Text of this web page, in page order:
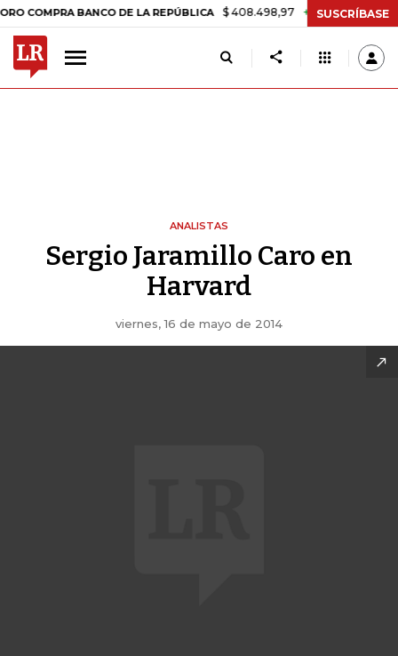
BANCO DE LA REPÚBLICA $ 408.498,97 +$ 8.753,81 +2,19%
SUSCRÍBASE
ANALISTAS
Sergio Jaramillo Caro en
Harvard
viernes, 16 de mayo de 2014